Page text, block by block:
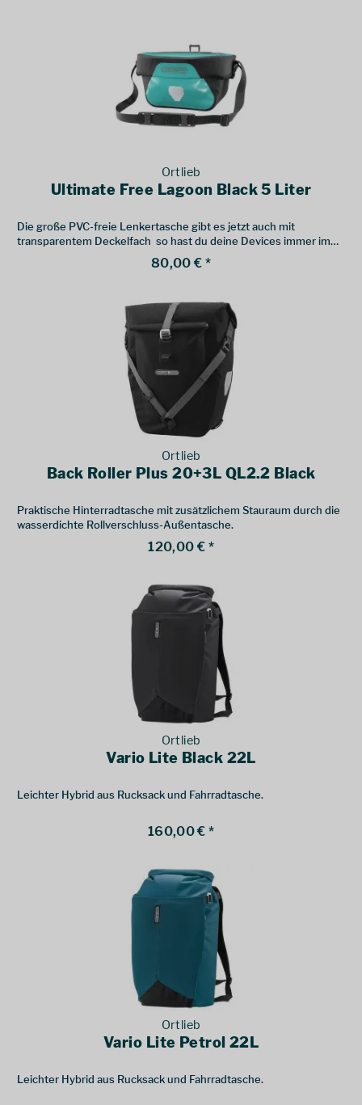
Ortlieb
Ultimate Free Lagoon Black 5 Liter
Die große PVC-freie Lenkertasche gibt es jetzt auch mit
transparentem Deckelfach  so hast du deine Devices immer im
80,00 € *
Ortlieb
Back Roller Plus 20+3L QL2.2 Black
Praktische Hinterradtasche mit zusätzlichem Stauraum durch die
wasserdichte Rollverschluss-Außentasche.
120,00 € *
Ortlieb
Vario Lite Black 22L
Leichter Hybrid aus Rucksack und Fahrradtasche.
160,00 € *
Ortlieb
Vario Lite Petrol 22L
Leichter Hybrid aus Rucksack und Fahrradtasche.